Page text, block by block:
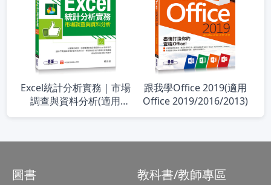
Excel統計分析實務｜市場
調查與資料分析(適用
Excel 2019/2016/2013)
跟我學Office 2019(適用
Office 2019/2016/2013)
圖書 教科書/教師專區